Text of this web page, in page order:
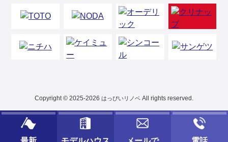
Copyright © 2025-2026 はっぴいリノベ All rights reserved.